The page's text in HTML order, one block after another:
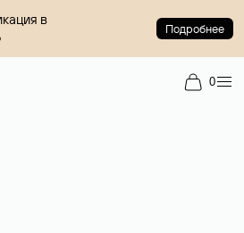
в
Подробнее
0